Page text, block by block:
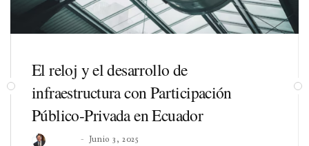
El reloj y el desarrollo de
infraestructura con Participación
Público-Privada en Ecuador
Junio 3, 2025